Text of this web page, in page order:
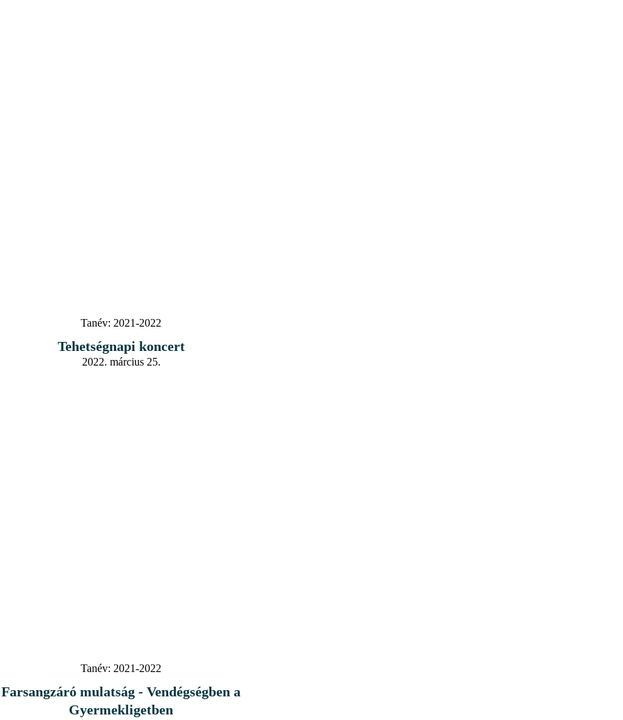
Tanév: 2021-2022
Tehetségnapi koncert
2022. március 25.
Tanév: 2021-2022
Farsangzáró mulatság - Vendégségben a
Gyermekligetben